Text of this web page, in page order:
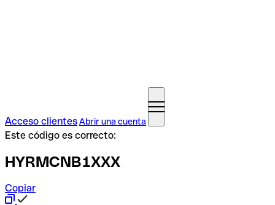
Acceso clientesAbrir una cuenta
Este código es correcto:
HYRMCNB1XXX
Copiar